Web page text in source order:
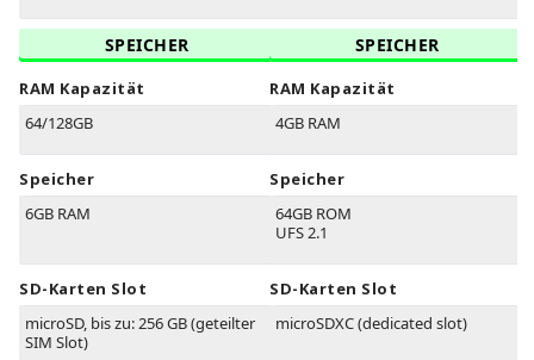
SPEICHER
RAM Kapazität
64/128GB
Speicher
6GB RAM
SD-Karten Slot
microSD, bis zu: 256 GB (geteilter
SIM Slot)
SPEICHER
RAM Kapazität
4GB RAM
Speicher
64GB ROM
UFS 2.1
SD-Karten Slot
microSDXC (dedicated slot)